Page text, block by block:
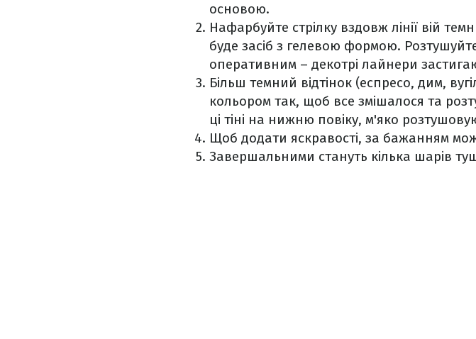
основою.
Нафарбуйте стрілку вздовж лінії вій
буде засіб з гелевою формою.
оперативним – декотрі лайнери
Більш темний відтінок (еспресо, дим,
кольором так, щоб все змішалося та
ці тіні на нижню повіку, м'яко
Щоб додати яскравості, за бажанням
Завершальними стануть кілька шарів